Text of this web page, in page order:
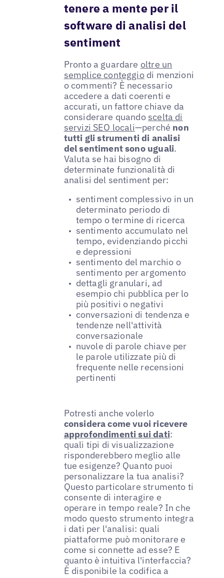
tenere a mente per il
software di analisi del
sentiment
Pronto a guardare oltre un
semplice conteggiodi menzioni
o commenti? È necessario
accedere a dati coerenti e
accurati, un fattore chiave da
considerare quando scelta di
servizi SEO locali—perché non
tutti gli strumenti di analisi
del sentiment sono uguali.
Valuta se hai bisogno di
determinate funzionalità di
analisi del sentiment per:
sentiment complessivo in un
determinato periodo di
tempo o termine di ricerca
sentimento accumulato nel
tempo, evidenziando picchi
e depressioni
sentimento del marchio o
sentimento per argomento
dettagli granulari, ad
esempio chi pubblica per lo
più positivi o negativi
conversazioni di tendenza e
tendenze nell'attività
conversazionale
nuvole di parole chiave per
le parole utilizzate più di
frequente nelle recensioni
pertinenti
Potresti anche volerlo
considera come vuoi ricevere
approfondimenti sui dati:
quali tipi di visualizzazione
risponderebbero meglio alle
tue esigenze? Quanto puoi
personalizzare la tua analisi?
Questo particolare strumento ti
consente di interagire e
operare in tempo reale? In che
modo questo strumento integra
i dati per l'analisi: quali
piattaforme può monitorare e
come si connette ad esse? E
quanto è intuitiva l'interfaccia?
È disponibile la codifica a